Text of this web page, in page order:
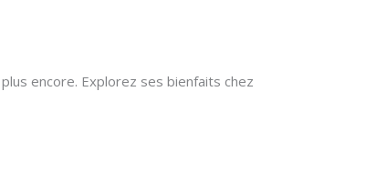
encore. Explorez ses bienfaits chez